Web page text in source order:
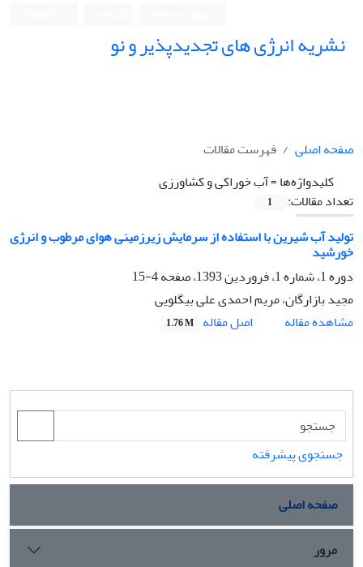
نشریه انرژی های تجدیدپذیر و نو
صفحه اصلی
فهرست مقالات
کلیدواژه‌ها =آب خوراکی و کشاورزی
تعداد مقالات:
1
تولید آب شیرین با استفاده از سرمایش زیرزمینی هوای مرطوب و انرژی
خورشید
دوره 1، شماره 1، فروردین 1393، صفحه
4-15
مجید بازارگان، مریم احمدی علی بیگلویی
مشاهده مقاله
اصل مقاله 1.76 M
جستجوی پیشرفته
صفحه اصلی
مرور